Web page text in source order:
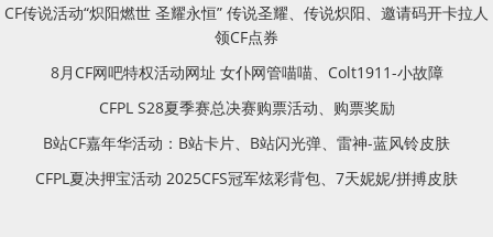
CF传说活动“炽阳燃世 圣耀永恒” 传说圣耀、传说炽阳、邀请码开卡拉人
领CF点券
8月CF网吧特权活动网址 女仆网管喵喵、Colt1911-小故障
CFPL S28夏季赛总决赛购票活动、购票奖励
B站CF嘉年华活动：B站卡片、B站闪光弹、雷神-蓝风铃皮肤
CFPL夏决押宝活动 2025CFS冠军炫彩背包、7天妮妮/拼搏皮肤